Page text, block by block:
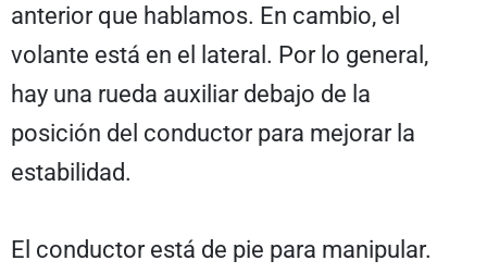
anterior que hablamos. En cambio, el
volante está en el lateral. Por lo general,
hay una rueda auxiliar debajo de la
posición del conductor para mejorar la
estabilidad.
El conductor está de pie para manipular.